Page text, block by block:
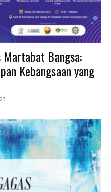
Bangsa:
Kebangsaan yang